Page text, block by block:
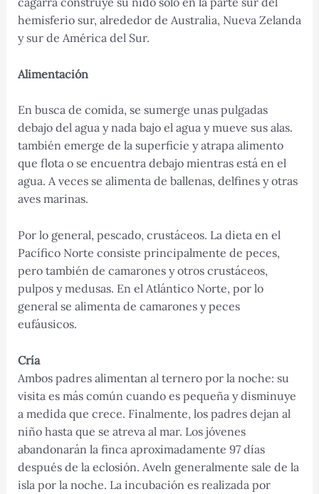
hemisferio sur, alrededor de Australia, Nueva Zelanda
y sur de América del Sur.
Alimentación
En busca de comida, se sumerge unas pulgadas
debajo del agua y nada bajo el agua y mueve sus alas.
también emerge de la superficie y atrapa alimento
que flota o se encuentra debajo mientras está en el
agua. A veces se alimenta de ballenas, delfines y otras
aves marinas.
Por lo general, pescado, crustáceos. La dieta en el
Pacífico Norte consiste principalmente de peces,
pero también de camarones y otros crustáceos,
pulpos y medusas. En el Atlántico Norte, por lo
general se alimenta de camarones y peces
eufáusicos.
Cría
Ambos padres alimentan al ternero por la noche: su
visita es más común cuando es pequeña y disminuye
a medida que crece. Finalmente, los padres dejan al
niño hasta que se atreva al mar. Los jóvenes
abandonarán la finca aproximadamente 97 días
después de la eclosión. Aveln generalmente sale de la
isla por la noche. La incubación es realizada por